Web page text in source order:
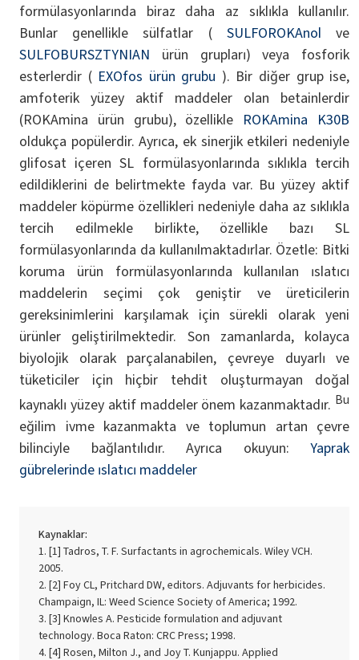
formülasyonlarında biraz daha az sıklıkla kullanılır.
Bunlar genellikle sülfatlar ( SULFOROKAnol ve
SULFOBURSZTYNIAN ürün grupları) veya fosforik
esterlerdir ( EXOfos ürün grubu ). Bir diğer grup ise,
amfoterik yüzey aktif maddeler olan betainlerdir
(ROKAmina ürün grubu), özellikle ROKAmina K30B
oldukça popülerdir. Ayrıca, ek sinerjik etkileri nedeniyle
glifosat içeren SL formülasyonlarında sıklıkla tercih
edildiklerini de belirtmekte fayda var. Bu yüzey aktif
maddeler köpürme özellikleri nedeniyle daha az sıklıkla
tercih edilmekle birlikte, özellikle bazı SL
formülasyonlarında da kullanılmaktadırlar. Özetle: Bitki
koruma ürün formülasyonlarında kullanılan ıslatıcı
maddelerin seçimi çok geniştir ve üreticilerin
gereksinimlerini karşılamak için sürekli olarak yeni
ürünler geliştirilmektedir. Son zamanlarda, kolayca
biyolojik olarak parçalanabilen, çevreye duyarlı ve
tüketiciler için hiçbir tehdit oluşturmayan doğal
kaynaklı yüzey aktif maddeler önem kazanmaktadır. Bu
eğilim ivme kazanmakta ve toplumun artan çevre
bilinciyle bağlantılıdır. Ayrıca okuyun:Yaprak
gübrelerinde ıslatıcı maddeler
Kaynaklar:
[1] Tadros, T. F. Surfactants in agrochemicals. Wiley VCH.
2005.
[2] Foy CL, Pritchard DW, editors. Adjuvants for herbicides.
Champaign, IL: Weed Science Society of America; 1992.
[3] Knowles A. Pesticide formulation and adjuvant
technology. Boca Raton: CRC Press; 1998.
[4] Rosen, Milton J., and Joy T. Kunjappu. Applied